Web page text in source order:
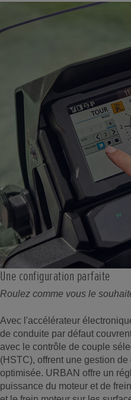
Une configuration parfaite
Roulez comme vous le
Avec l'accélérateur
de conduite par défaut
avec le contrôle de couple
(HSTC), offrent une gestion
optimisée. URBAN offre un
puissance du moteur et de